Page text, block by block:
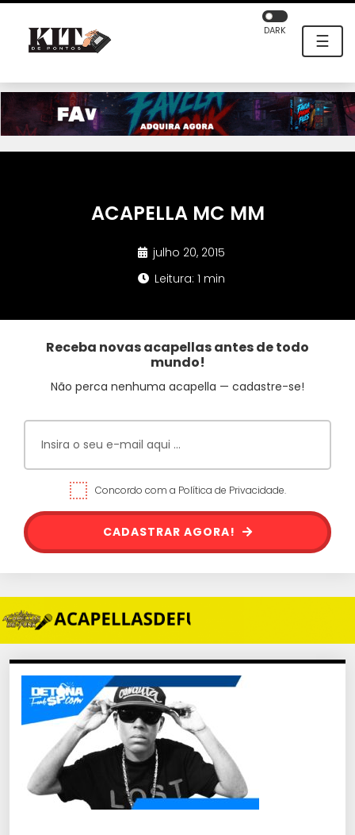
☰
DARK
ACAPELLA MC MM
julho 20, 2015
Leitura: 1 min
Receba novas acapellas antes de todo
mundo!
Não perca nenhuma acapella — cadastre-se!
Concordo com a Política de Privacidade.
CADASTRAR AGORA!